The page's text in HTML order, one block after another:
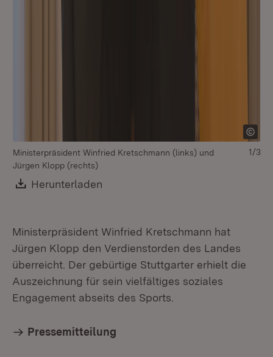
Ministerpräsident Winfried Kretschmann (links) und
Jürgen Klopp (rechts)
Download:
Herunterladen
1/3
Ministerpräsident Winfried Kretschmann hat
Jürgen Klopp den Verdienstorden des Landes
überreicht. Der gebürtige Stuttgarter erhielt die
Auszeichnung für sein vielfältiges soziales
Engagement abseits des Sports.
Pressemitteilung